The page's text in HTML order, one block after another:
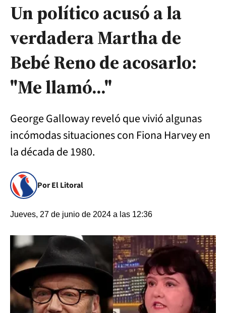
Un político acusó a la
verdadera Martha de
Bebé Reno de acosarlo:
"Me llamó..."
George Galloway reveló que vivió algunas
incómodas situaciones con Fiona Harvey en
la década de 1980.
Por El Litoral
Jueves, 27 de junio de 2024 a las 12:36